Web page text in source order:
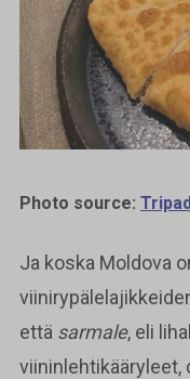
Photo source:
Ja koska Moldova
että sarmale, eli
viininlehtikääryleet,